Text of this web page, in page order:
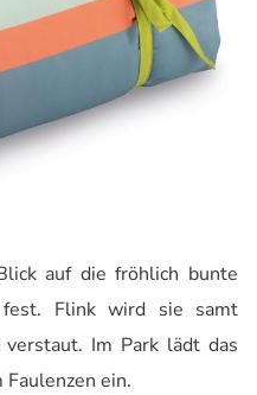
auf die fröhlich bunte
fest. Flink wird sie samt
Im Park lädt das
ein.